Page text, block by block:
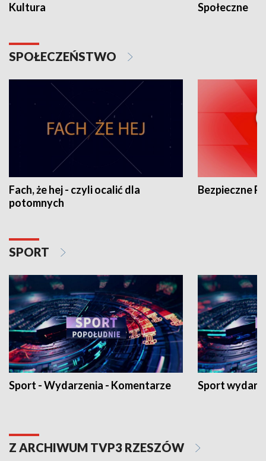
Kultura Społeczne
SPOŁECZEŃSTWO
Fach, że hej - czyli ocalić dla
potomnych
Bezpieczne
SPORT
Sport - Wydarzenia - Komentarze Sport
Z ARCHIWUM TVP3 RZESZÓW